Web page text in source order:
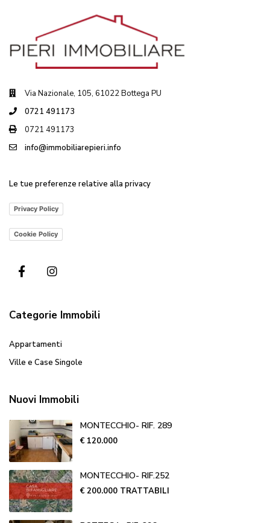
Via Nazionale, 105, 61022 Bottega PU
0721 491173
0721 491173
info@immobiliarepieri.info
Le tue preferenze relative alla privacy
Privacy Policy
Cookie Policy
Categorie Immobili
Appartamenti
Ville e Case Singole
Nuovi Immobili
MONTECCHIO- RIF. 289
€ 120.000
MONTECCHIO- RIF.252
€ 200.000 TRATTABILI